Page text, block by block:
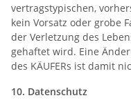
vertragstypischen,
kein Vorsatz oder grobe
der Verletzung des
gehaftet wird. Eine
des KÄUFERs ist damit
10. Datenschutz